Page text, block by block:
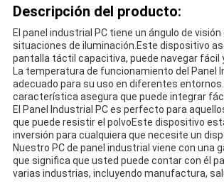
Descripción del producto:
El panel industrial PC tiene un ángulo de
situaciones de iluminación.Este dispositivo
pantalla táctil capacitiva, puede navegar fácil
La temperatura de funcionamiento del Panel
adecuado para su uso en diferentes
característica asegura que puede integrar
El Panel Industrial PC es perfecto para
que puede resistir el polvoEste dispositivo
inversión para cualquiera que necesite un
Nuestro PC de panel industrial viene con
que significa que usted puede contar con él
varias industrias, incluyendo manufactura,